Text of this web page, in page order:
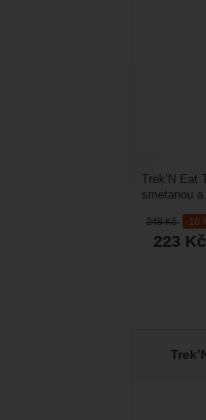
249Kč -10
223 Kč
Trek’N Eat
smetanou